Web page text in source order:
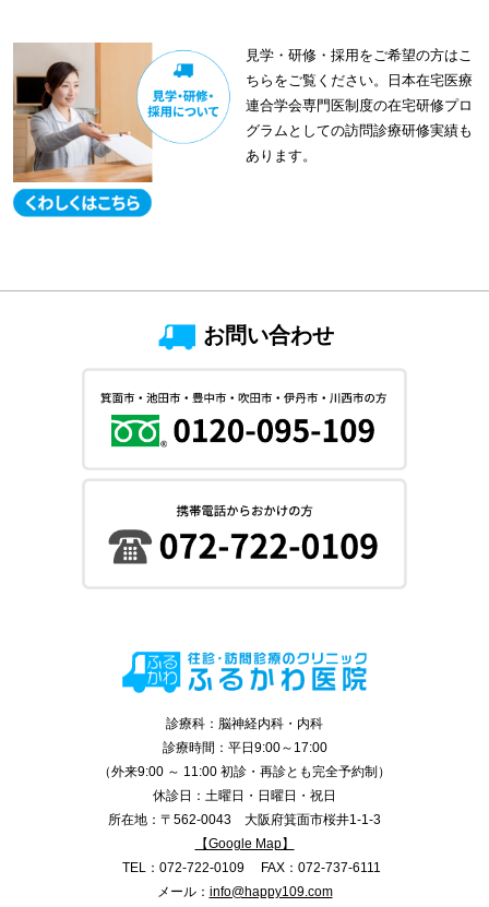
見学・研修・採用をご希望の方はこ
ちらをご覧ください。日本在宅医療
連合学会専門医制度の在宅研修プロ
グラムとしての訪問診療研修実績も
あります。
お問い合わせ
診療科：脳神経内科・内科
診療時間：平日9:00～17:00
（外来9:00 ～ 11:00 初診・再診とも完全予約制）
休診日：土曜日・日曜日・祝日
所在地：〒562-0043 大阪府箕面市桜井1-1-3
【Google Map】
TEL：072-722-0109 FAX：072-737-6111
メール： info@happy109.com